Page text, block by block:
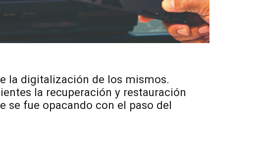
la digitalización de los mismos.
la recuperación y restauración
se fue opacando con el paso del